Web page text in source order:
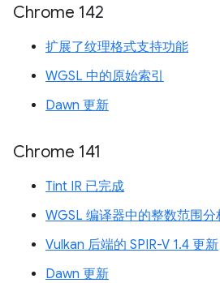
Chrome 142
扩展了纹理格式支持功能
WGSL 中的原始索引
Dawn 更新
Chrome 141
Tint IR 已完成
WGSL 编译器中的整数范围分
Vulkan 后端的 SPIR-V 1.4 更新
Dawn 更新